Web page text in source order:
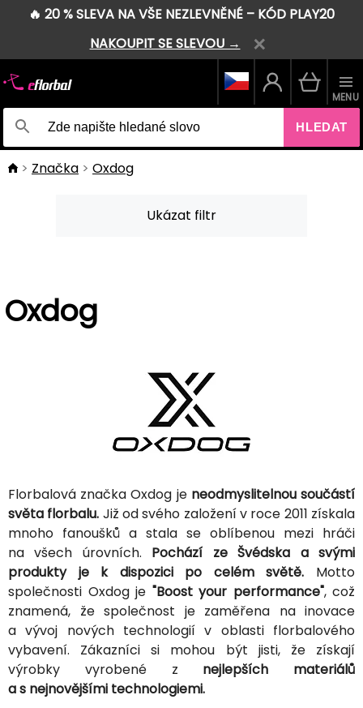
🔥 20 % SLEVA NA VŠE NEZLEVNĚNÉ – KÓD PLAY20
NAKOUPIT SE SLEVOU →
HLEDAT
MENU
Značka Oxdog
Ukázat filtr
Oxdog
Florbalová značka Oxdog je neodmyslitelnou součástí
světa florbalu. Již od svého založení v roce 2011 získala
mnoho fanoušků a stala se oblíbenou mezi hráči
na všech úrovních. Pochází ze Švédska a svými
produkty je k dispozici po celém světě. Motto
společnosti Oxdog je "Boost your performance", což
znamená, že společnost je zaměřena na inovace
a vývoj nových technologií v oblasti florbalového
vybavení. Zákazníci si mohou být jisti, že získají
výrobky vyrobené z nejlepších materiálů
a s nejnovějšími technologiemi.